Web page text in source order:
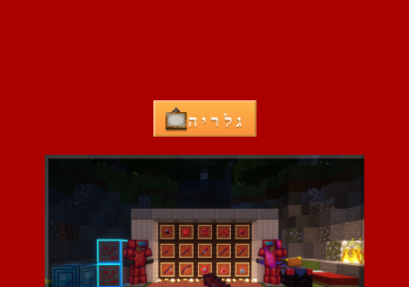
גלריה